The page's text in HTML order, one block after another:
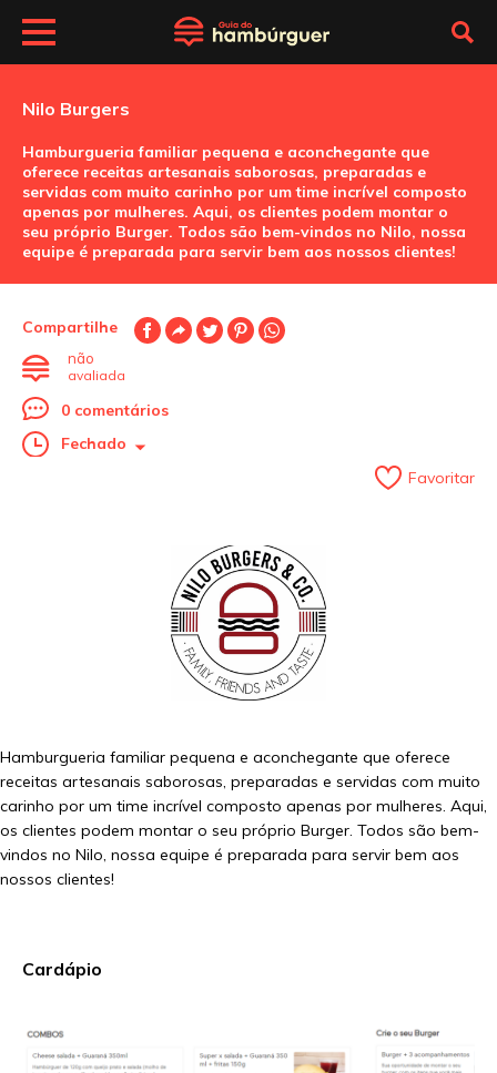
Nilo Burgers
Hamburgueria familiar pequena e aconchegante que
oferece receitas artesanais saborosas, preparadas e
servidas com muito carinho por um time incrível composto
apenas por mulheres. Aqui, os clientes podem montar o
seu próprio Burger. Todos são bem-vindos no Nilo, nossa
equipe é preparada para servir bem aos nossos clientes!
Compartilhe
não
avaliada
0 comentários
Fechado
Favoritar
Hamburgueria familiar pequena e aconchegante que oferece
receitas artesanais saborosas, preparadas e servidas com muito
carinho por um time incrível composto apenas por mulheres. Aqui,
os clientes podem montar o seu próprio Burger. Todos são bem-
vindos no Nilo, nossa equipe é preparada para servir bem aos
nossos clientes!
Cardápio